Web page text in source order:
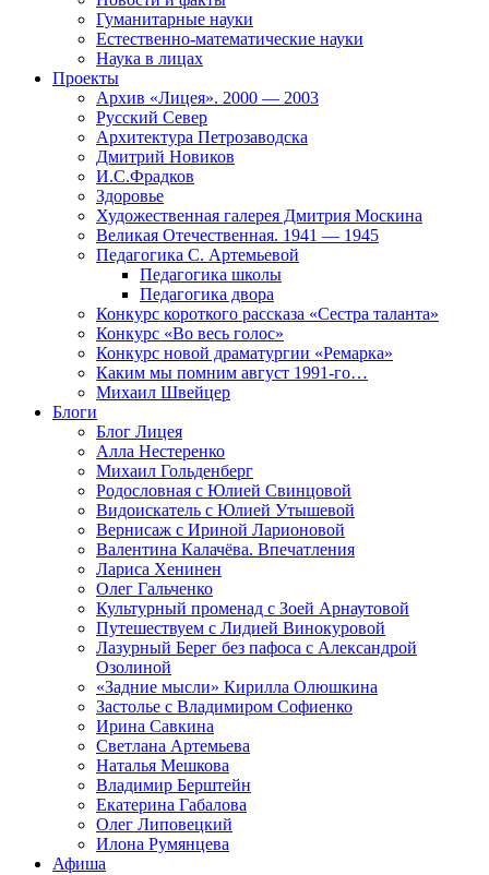
Гуманитарные науки
Естественно-математические науки
Наука в лицах
Проекты
Архив «Лицея». 2000 — 2003
Русский Север
Архитектура Петрозаводска
Дмитрий Новиков
И.С.Фрадков
Здоровье
Художественная галерея Дмитрия Москина
Великая Отечественная. 1941 — 1945
Педагогика С. Артемьевой
Педагогика школы
Педагогика двора
Конкурс короткого рассказа «Сестра таланта»
Конкурс «Во весь голос»
Конкурс новой драматургии «Ремарка»
Каким мы помним август 1991-го…
Михаил Швейцер
Блоги
Блог Лицея
Алла Нестеренко
Михаил Гольденберг
Родословная с Юлией Свинцовой
Видоискатель с Юлией Утышевой
Вернисаж с Ириной Ларионовой
Валентина Калачёва. Впечатления
Лариса Хенинен
Олег Гальченко
Культурный променад с Зоей Арнаутовой
Путешествуем с Лидией Винокуровой
Лазурный Берег без пафоса с Александрой
Озолиной
«Задние мысли» Кирилла Олюшкина
Застолье с Владимиром Софиенко
Ирина Савкина
Светлана Артемьева
Наталья Мешкова
Владимир Берштейн
Екатерина Габалова
Олег Липовецкий
Илона Румянцева
Афиша